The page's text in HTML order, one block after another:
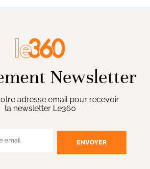
Newsletter
adresse email pour recevoir
la newsletter Le360
ENVOYER